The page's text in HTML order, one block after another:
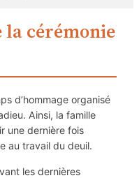
la cérémonie
d’hommage organisé
Ainsi, la famille
une dernière fois
au travail du deuil.
les dernières